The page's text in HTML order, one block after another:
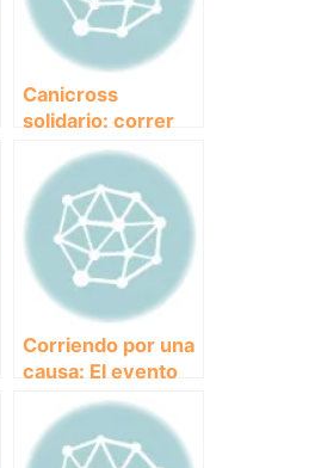
Canicross
solidario: correr
por una buena
causa junto a tu
mejor amigo de
cuatro patas
Corriendo por una
causa: El evento
benéfico de
canicross